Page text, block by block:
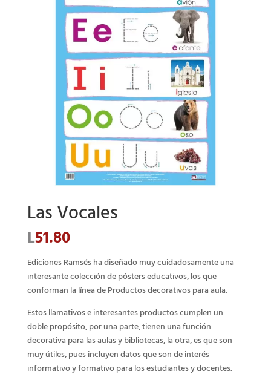
Las Vocales
L51.80
Ediciones Ramsés ha diseñado muy cuidadosamente una
interesante colección de pósters educativos, los que
conforman la línea de Productos decorativos para aula.
Estos llamativos e interesantes productos cumplen un
doble propósito, por una parte, tienen una función
decorativa para las aulas y bibliotecas, la otra, es que son
muy útiles, pues incluyen datos que son de interés
informativo y formativo para los estudiantes y docentes.